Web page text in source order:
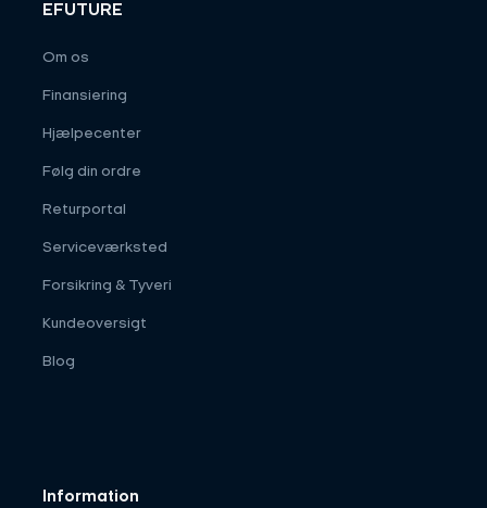
EFUTURE
Om os
Finansiering
Hjælpecenter
Følg din ordre
Returportal
Serviceværksted
Forsikring & Tyveri
Kundeoversigt
Blog
Information